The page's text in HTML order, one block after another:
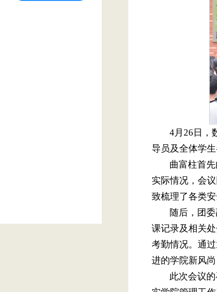
4月26日，
导员及全体学
曲富柱首
实际情况，会
致梳理了各类
随后，团
课记录及相关
考勤情况。通
进的学院新风
此次会议